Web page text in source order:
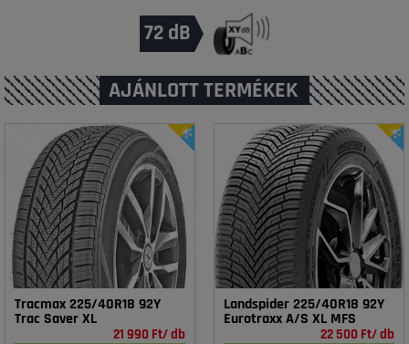
72 dB
AJÁNLOTT TERMÉKEK
Tracmax 225/40R18 92Y
Trac Saver XL
21 990 Ft/ db
Landspider 225/40R18 92Y
Eurotraxx A/S XL MFS
22 500 Ft/ db